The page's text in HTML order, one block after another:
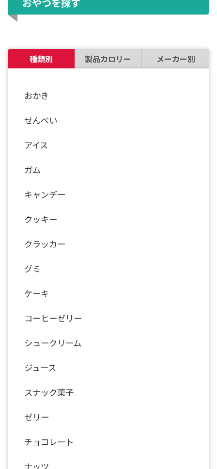
種類別 製品カロリー メーカー別
おかき
せんべい
アイス
ガム
キャンデー
クッキー
クラッカー
グミ
ケーキ
コーヒーゼリー
シュークリーム
ジュース
スナック菓子
ゼリー
チョコレート
ナッツ